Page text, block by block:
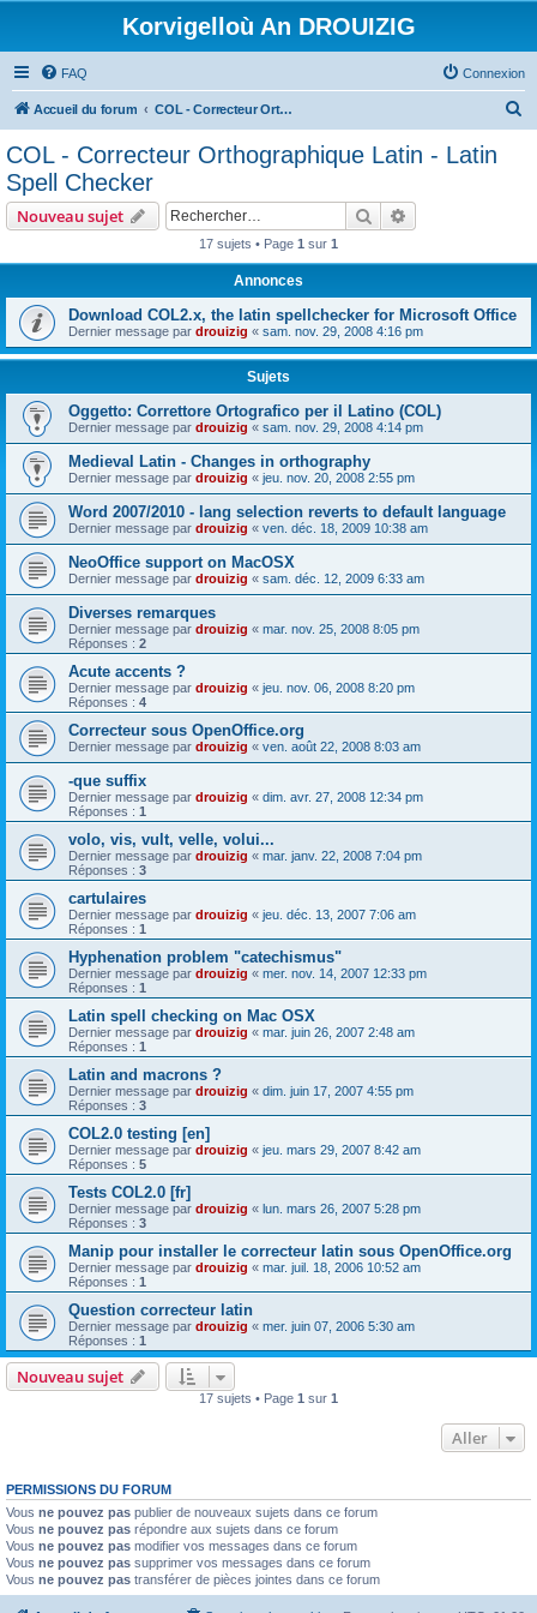
Korvigelloù An DROUIZIG
FAQ Connexion
Accueil du forum COL - Correcteur Orthographique Latin - Latin Spell Checker
COL - Correcteur Orthographique Latin - Latin
Spell Checker
Nouveau sujet Rechercher
17 sujets • Page 1 sur 1
Annonces
Download COL2.x, the latin spellchecker for Microsoft Office
Dernier message par drouizig « sam. nov. 29, 2008 4:16 pm
Sujets
Oggetto: Correttore Ortografico per il Latino (COL)
Dernier message par drouizig « sam. nov. 29, 2008 4:14 pm
Medieval Latin - Changes in orthography
Dernier message par drouizig « jeu. nov. 20, 2008 2:55 pm
Word 2007/2010 - lang selection reverts to default language
Dernier message par drouizig « ven. déc. 18, 2009 10:38 am
NeoOffice support on MacOSX
Dernier message par drouizig « sam. déc. 12, 2009 6:33 am
Diverses remarques
Dernier message par drouizig « mar. nov. 25, 2008 8:05 pm
Réponses : 2
Acute accents ?
Dernier message par drouizig « jeu. nov. 06, 2008 8:20 pm
Réponses : 4
Correcteur sous OpenOffice.org
Dernier message par drouizig « ven. août 22, 2008 8:03 am
-que suffix
Dernier message par drouizig « dim. avr. 27, 2008 12:34 pm
Réponses : 1
volo, vis, vult, velle, volui...
Dernier message par drouizig « mar. janv. 22, 2008 7:04 pm
Réponses : 3
cartulaires
Dernier message par drouizig « jeu. déc. 13, 2007 7:06 am
Réponses : 1
Hyphenation problem "catechismus"
Dernier message par drouizig « mer. nov. 14, 2007 12:33 pm
Réponses : 1
Latin spell checking on Mac OSX
Dernier message par drouizig « mar. juin 26, 2007 2:48 am
Réponses : 1
Latin and macrons ?
Dernier message par drouizig « dim. juin 17, 2007 4:55 pm
Réponses : 3
COL2.0 testing [en]
Dernier message par drouizig « jeu. mars 29, 2007 8:42 am
Réponses : 5
Tests COL2.0 [fr]
Dernier message par drouizig « lun. mars 26, 2007 5:28 pm
Réponses : 3
Manip pour installer le correcteur latin sous OpenOffice.org
Dernier message par drouizig « mar. juil. 18, 2006 10:52 am
Réponses : 1
Question correcteur latin
Dernier message par drouizig « mer. juin 07, 2006 5:30 am
Réponses : 1
Nouveau sujet
17 sujets • Page 1 sur 1
Aller
PERMISSIONS DU FORUM
Vous ne pouvez pas publier de nouveaux sujets dans ce forum
Vous ne pouvez pas répondre aux sujets dans ce forum
Vous ne pouvez pas modifier vos messages dans ce forum
Vous ne pouvez pas supprimer vos messages dans ce forum
Vous ne pouvez pas transférer de pièces jointes dans ce forum